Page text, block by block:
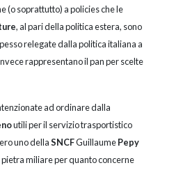
(o soprattutto) a policies che le
, al pari della politica estera, sono
relegate dalla politica italiana a
rappresentano il pan per scelte
ad ordinare dalla
utili per il servizio trasportistico
uno dellaSNCFGuillaumePepy
miliare per quanto concerne